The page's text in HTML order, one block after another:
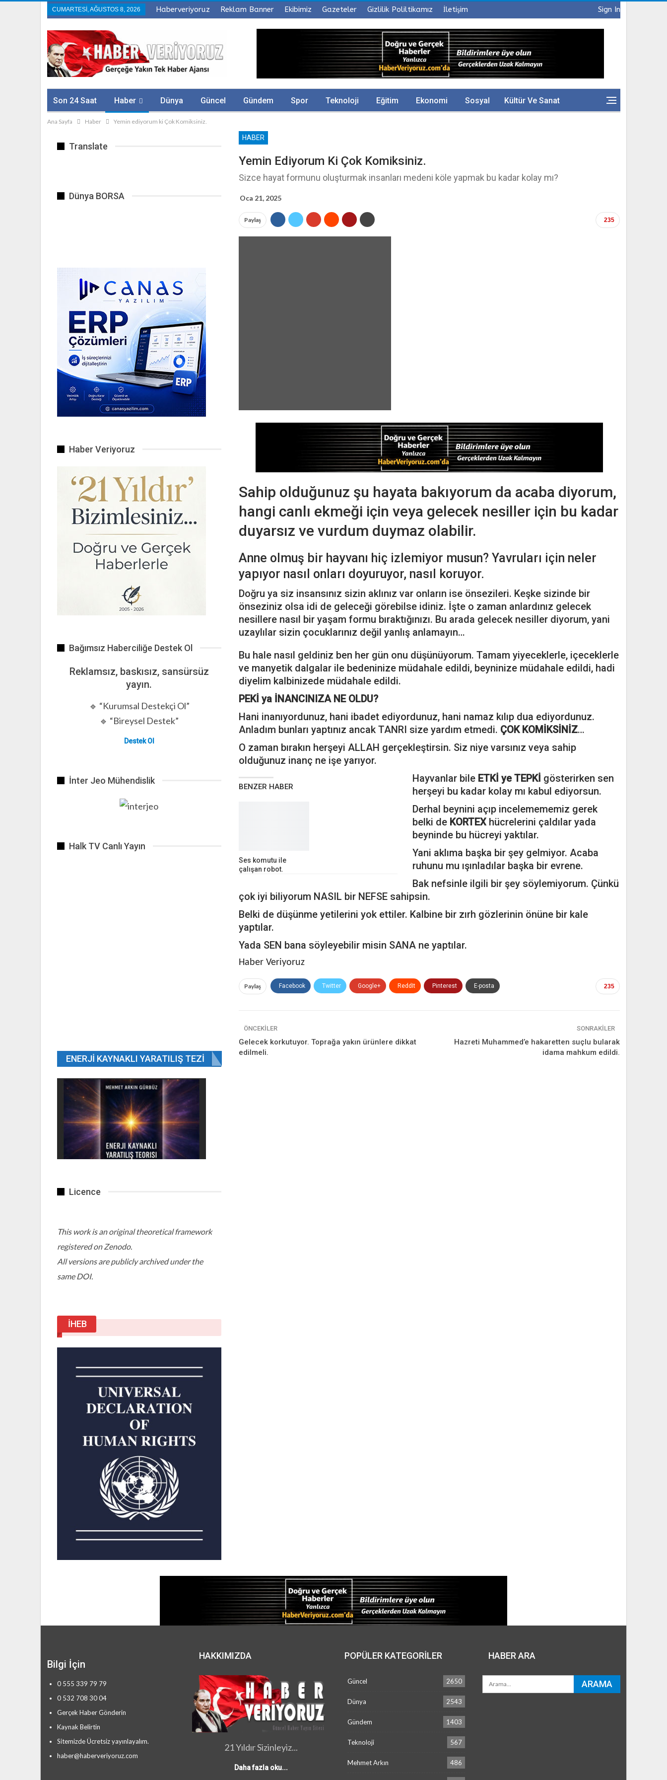
Sign In
CUMARTESI, AĞUSTOS 8, 2026 Haberveriyoruz Reklam Banner Ekibimiz Gazeteler Gizlilik Poliltikamız İletişim
Son 24 Saat Haber Dünya Güncel Gündem Spor Teknoloji Eğitim Ekonomi Sosyal Kültür Ve Sanat
Politika Sağlık Firmalar
Ana Sayfa Haber Yemin ediyorum ki Çok Komiksiniz.
HABER
Yemin Ediyorum Ki Çok Komiksiniz.
Sizce hayat formunu oluşturmak insanları medeni köle yapmak bu kadar kolay mı?
Oca 21, 2025
235
Paylaş
Sahip olduğunuz şu hayata bakıyorum da acaba diyorum,
hangi canlı ekmeği için veya gelecek nesiller için bu kadar
duyarsız ve vurdum duymaz olabilir.
Anne olmuş bir hayvanı hiç izlemiyor musun? Yavruları için neler
yapıyor nasıl onları doyuruyor, nasıl koruyor.
Doğru ya siz insansınız sizin aklınız var onların ise önsezileri. Keşke sizinde bir
önseziniz olsa idi de geleceği görebilse idiniz. İşte o zaman anlardınız gelecek
nesillere nasıl bir yaşam formu bıraktığınızı. Bu arada gelecek nesiller diyorum, yani
uzaylılar sizin çocuklarınız değil yanlış anlamayın…
Bu hale nasıl geldiniz ben her gün onu düşünüyorum. Tamam yiyeceklerle, içeceklerle
ve manyetik dalgalar ile bedeninize müdahale edildi, beyninize müdahale edildi, hadi
diyelim kalbinizede müdahale edildi.
PEKİ ya İNANCINIZA NE OLDU?
Hani inanıyordunuz, hani ibadet ediyordunuz, hani namaz kılıp dua ediyordunuz.
Anladım bunları yaptınız ancak TANRI size yardım etmedi. ÇOK KOMİKSİNİZ…
O zaman bırakın herşeyi ALLAH gerçekleştirsin. Siz niye varsınız veya sahip
olduğunuz inanç ne işe yarıyor.
BENZER HABER
Ses komutu ile
çalışan robot.
Hayvanlar bile ETKİ ye TEPKİ gösterirken sen
herşeyi bu kadar kolay mı kabul ediyorsun.
Derhal beynini açıp incelemememiz gerek
belki de KORTEXhücrelerini çaldılar yada
beyninde bu hücreyi yaktılar.
Yani aklıma başka bir şey gelmiyor. Acaba
ruhunu mu ışınladılar başka bir evrene.
Bak nefsinle ilgili bir şey söylemiyorum. Çünkü
çok iyi biliyorum NASIL bir NEFSE sahipsin.
Belki de düşünme yetilerini yok ettiler. Kalbine bir zırh gözlerinin önüne bir kale
yaptılar.
Yada SEN bana söyleyebilir misin SANA ne yaptılar.
Haber Veriyoruz
235
Paylaş Facebook Twitter Google+ ReddIt Pinterest E-posta
ÖNCEKILER
Gelecek korkutuyor. Toprağa yakın ürünlere dikkat
edilmeli.
SONRAKILER
Hazreti Muhammed’e hakaretten suçlu bularak
idama mahkum edildi.
Translate
Dünya BORSA
Haber Veriyoruz
Bağımsız Haberciliğe Destek Ol
Reklamsız, baskısız, sansürsüz
yayın.
🔹 “Kurumsal Destekçi Ol”
🔹 “Bireysel Destek”
Destek Ol
İnter Jeo Mühendislik
Halk TV Canlı Yayın
ENERJI KAYNAKLI YARATILIŞ TEZI
Licence
This work is an original theoretical framework
registered on Zenodo.
All versions are publicly archived under the
same DOI.
İHEB
Bilgi İçin
0 555 339 79 79
0 532 708 30 04
Gerçek Haber Gönderin
Kaynak Belirtin
Sitemizde Ücretsiz yayınlayalım.
haber@haberveriyoruz.com
HAKKIMIZDA
21 Yıldır Sizinleyiz...
Daha fazla oku...
POPÜLER KATEGORILER
Güncel 2650
Dünya 2543
Gündem 1403
Teknoloji 567
Mehmet Arkın 486
HABER ARA